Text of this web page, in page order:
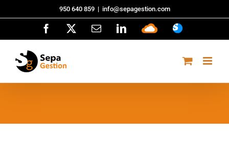
al
950 640 859 | info@sepagestion.com
Facebook
CorreoLinkedIn
Sepa